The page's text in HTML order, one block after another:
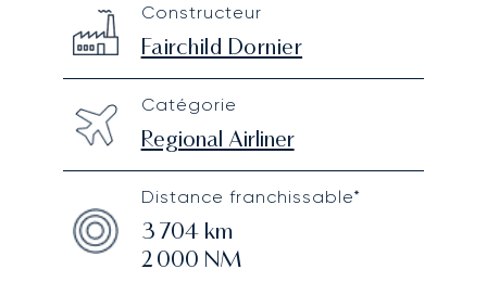
Technical specifications
Constructeur
Fairchild Dornier
Catégorie
Regional Airliner
Distance franchissable*
3 704km
2 000 NM